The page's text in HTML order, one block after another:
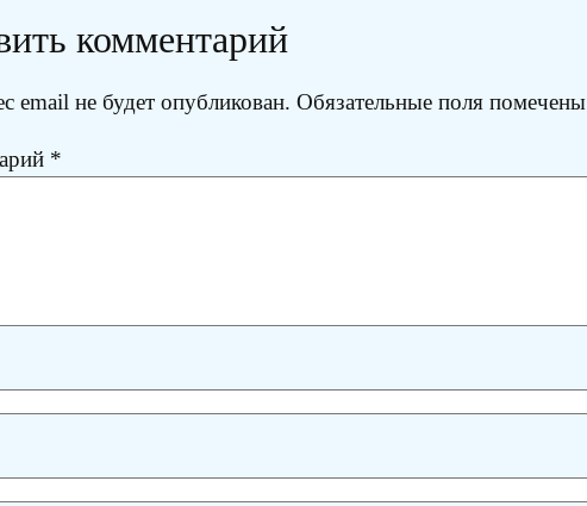
комментарий
email не будет опубликован. Обязательные поля помечены
*